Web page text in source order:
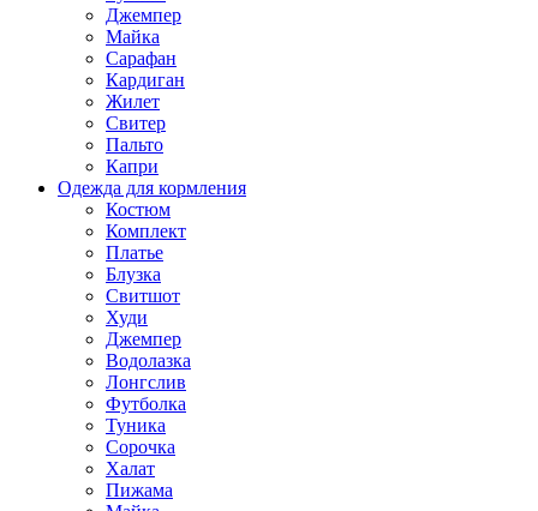
Джемпер
Майка
Сарафан
Кардиган
Жилет
Свитер
Пальто
Капри
Одежда для кормления
Костюм
Комплект
Платье
Блузка
Свитшот
Худи
Джемпер
Водолазка
Лонгслив
Футболка
Туника
Сорочка
Халат
Пижама